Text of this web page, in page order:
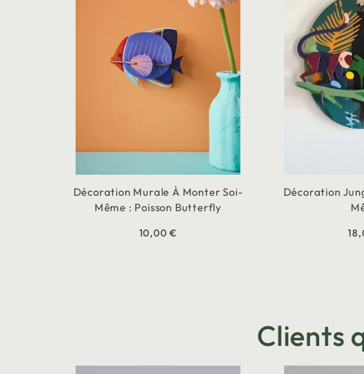
Décoration Murale À Monter Soi-
Même : Poisson Butterfly
10,00 €
Décoration
Clients